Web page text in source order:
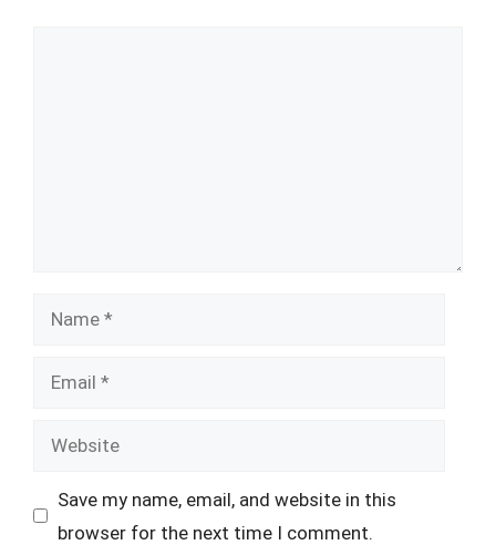
Name
Email
Website
Save my name, email, and website in this
browser for the next time I comment.